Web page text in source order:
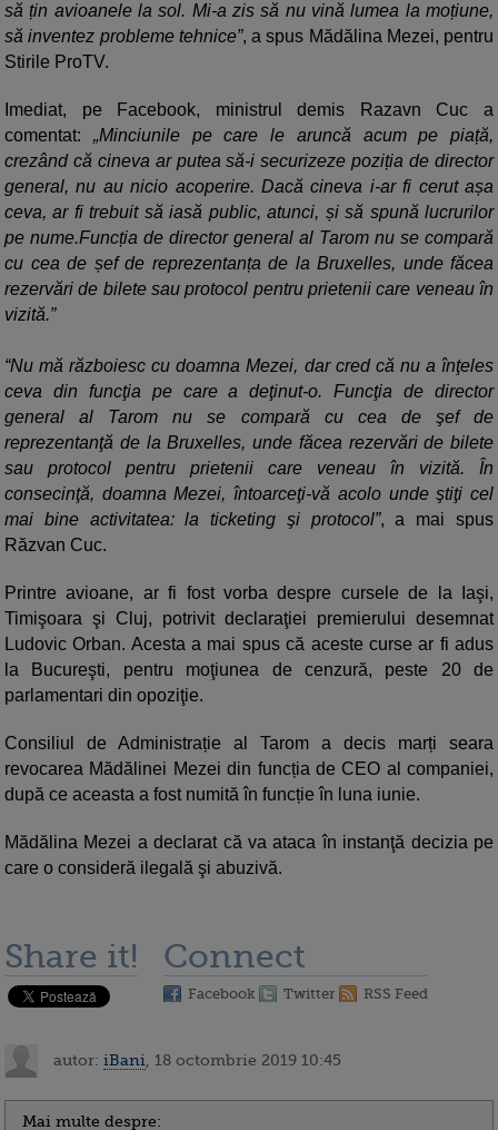
să țin avioanele la sol. Mi-a zis să nu vină lumea la moțiune,
să inventez probleme tehnice”, a spus Mădălina Mezei, pentru
Stirile ProTV.
Imediat, pe Facebook, ministrul demis Razavn Cuc a
comentat: „Minciunile pe care le aruncă acum pe piață,
crezând că cineva ar putea să-i securizeze poziția de director
general, nu au nicio acoperire. Dacă cineva i-ar fi cerut așa
ceva, ar fi trebuit să iasă public, atunci, și să spună lucrurilor
pe nume.Funcția de director general al Tarom nu se compară
cu cea de șef de reprezentanța de la Bruxelles, unde făcea
rezervări de bilete sau protocol pentru prietenii care veneau în
vizită.”
“Nu mă războiesc cu doamna Mezei, dar cred că nu a înţeles
ceva din funcţia pe care a deţinut-o. Funcţia de director
general al Tarom nu se compară cu cea de şef de
reprezentanţă de la Bruxelles, unde făcea rezervări de bilete
sau protocol pentru prietenii care veneau în vizită. În
consecinţă, doamna Mezei, întoarceţi-vă acolo unde ştiţi cel
mai bine activitatea: la ticketing şi protocol”, a mai spus
Răzvan Cuc.
Printre avioane, ar fi fost vorba despre cursele de la Iaşi,
Timişoara şi Cluj, potrivit declaraţiei premierului desemnat
Ludovic Orban. Acesta a mai spus că aceste curse ar fi adus
la Bucureşti, pentru moţiunea de cenzură, peste 20 de
parlamentari din opoziţie.
Consiliul de Administrație al Tarom a decis marți seara
revocarea Mădălinei Mezei din funcția de CEO al companiei,
după ce aceasta a fost numită în funcție în luna iunie.
Mădălina Mezei a declarat că va ataca în instanţă decizia pe
care o consideră ilegală şi abuzivă.
Share it! Connect
Facebook Twitter RSS Feed
autor: iBani , 18 octombrie 2019 10:45
Mai multe despre: